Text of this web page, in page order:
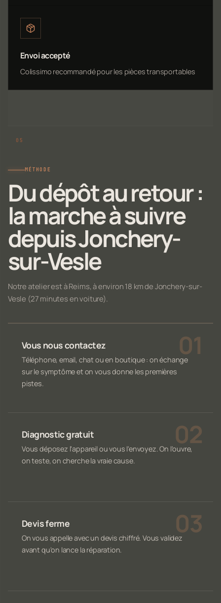
Envoi accepté
Colissimo recommandé pour les pièces transportables
MÉTHODE
Du dépôt au retour :
la marche à suivre
depuis Jonchery-
sur-Vesle
Notre atelier est à Reims, à environ 18 km de Jonchery-sur-
Vesle (27 minutes en voiture).
Vous nous contactez
Téléphone, email, chat ou en boutique : on échange
sur le symptôme et on vous donne les premières
pistes.
Diagnostic gratuit
Vous déposez l'appareil ou vous l'envoyez. On l'ouvre,
on teste, on cherche la vraie cause.
Devis ferme
On vous appelle avec un devis chiffré. Vous validez
avant qu'on lance la réparation.